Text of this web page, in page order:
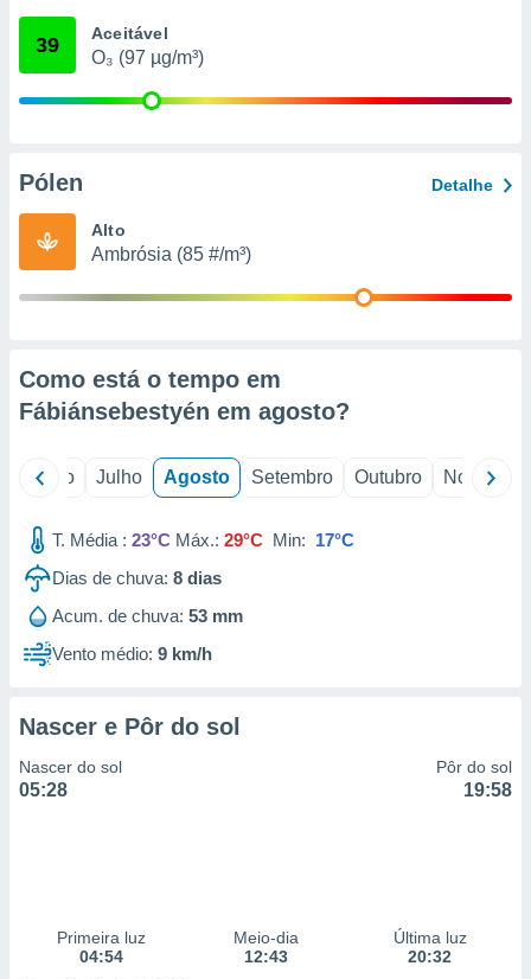
através
estudos
1199
39 Aceitável
O₃ (97 µg/m³)
Pólen Detalhe
Alto
Ambrósia (85 #/m³)
Como está o tempo em
Fábiánsebestyén em agosto?
Junho Julho Agosto Setembro Outubro Novembro
T. Média : 23°C Máx.: 29°C Min: 17°C
Dias de chuva: 8 dias
Acum. de chuva: 53 mm
Vento médio: 9 km/h
Nascer e Pôr do sol
Nascer do sol
05:28
Pôr do sol
19:58
Primeira luz
04:54
Meio-dia
12:43
Última luz
20:32